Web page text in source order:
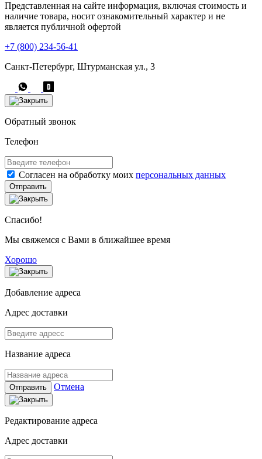
Представленная на сайте информация, включая стоимость и
наличие товара, носит ознакомительный характер и не
является публичной офертой
+7 (800) 234-56-41
Санкт-Петербург, Штурманская ул., 3
Обратный звонок
Телефон
Согласен на обработку моих персональных данных
Отправить
Спасибо!
Мы свяжемся с Вами в ближайшее время
Хорошо
Добавление адреса
Адрес доставки
Название адреса
Отправить Отмена
Редактирование адреса
Адрес доставки